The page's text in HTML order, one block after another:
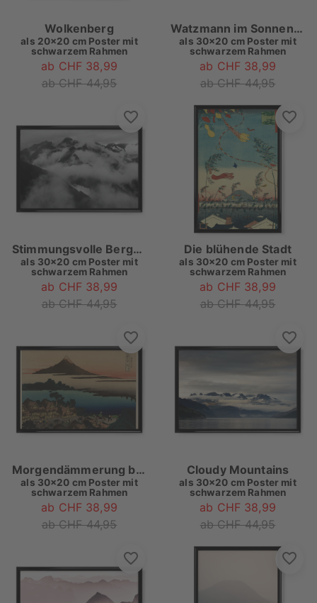
Wolkenberg
als 20x20 cm Poster mit
schwarzem Rahmen
ab CHF 38,99
ab CHF 44,95
Watzmann im Sonnenaufgang
als 30x20 cm Poster mit
schwarzem Rahmen
ab CHF 38,99
ab CHF 44,95
Stimmungsvolle Berge Österreich
als 30x20 cm Poster mit
schwarzem Rahmen
ab CHF 38,99
ab CHF 44,95
Die blühende Stadt
als 30x20 cm Poster mit
schwarzem Rahmen
ab CHF 38,99
ab CHF 44,95
Morgendämmerung bei Isawa
als 30x20 cm Poster mit
schwarzem Rahmen
ab CHF 38,99
ab CHF 44,95
Cloudy Mountains
als 30x20 cm Poster mit
schwarzem Rahmen
ab CHF 38,99
ab CHF 44,95